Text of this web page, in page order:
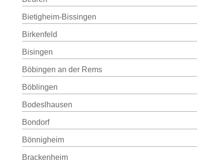
Bietigheim-Bissingen
Birkenfeld
Bisingen
Böbingen an der Rems
Böblingen
Bodeslhausen
Bondorf
Bönnigheim
Brackenheim